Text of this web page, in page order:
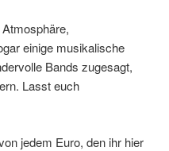
einige musikalische
Bands zugesagt,
Lasst euch
jedem Euro, den ihr hier